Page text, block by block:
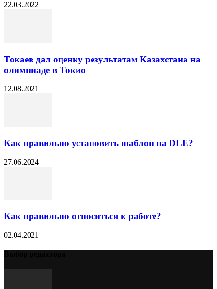
22.03.2022
Токаев дал оценку результатам Казахстана на
олимпиаде в Токио
12.08.2021
Как правильно установить шаблон на DLE?
27.06.2024
Как правильно относиться к работе?
02.04.2021